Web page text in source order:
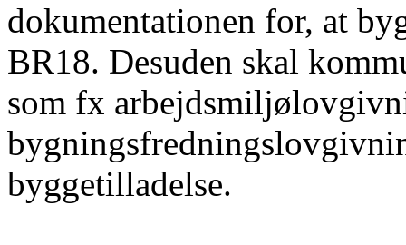
dokumentationen for, at
BR18. Desuden skal
som fx
byggetilladelse.